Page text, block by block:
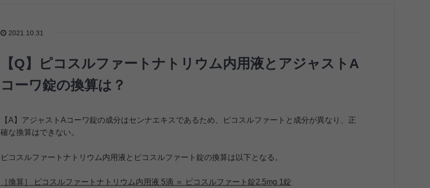
2021.10.31
【Q】ピコスルファートナトリウム内用液とアジャストA
コーワ錠の換算は？
【A】アジャストAコーワ錠の成分はセンナエキスであるため、ピコスルファートと成分が異なり、正
確な換算はできない。
ピコスルファートナトリウム内用液とピコスルファート錠の換算は以下となる。
［換算］ ピコスルファートナトリウム内用液 5滴 ＝ ピコスルファート錠2.5mg 1錠